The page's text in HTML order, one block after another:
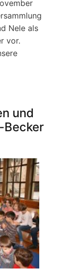
Nele als
vor.
und
Becker